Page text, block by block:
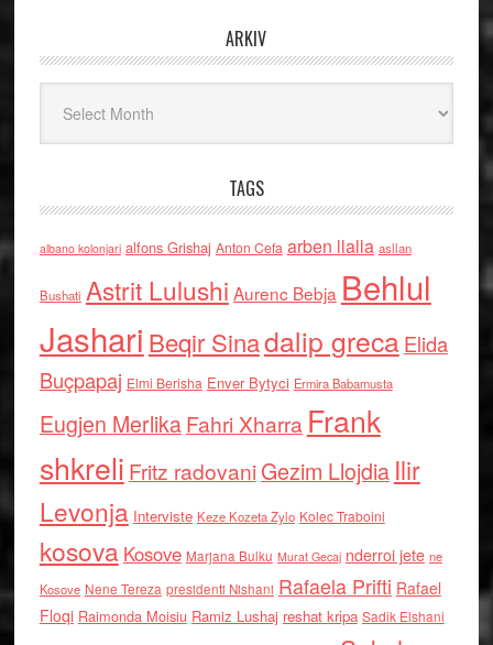
ARKIV
TAGS
albano kolonjari alfons Grishaj Anton Cefa arben llalla asllan
Bushati Astrit Lulushi Aurenc Bebja Behlul
Jashari Beqir Sinadalip grecaElida
Buçpapaj Elmi Berisha Enver Bytyci Ermira Babamusta
Eugjen MerlikaFahri Xharra Frank
shkreli Fritz radovaniGezim Llojdia Ilir
Levonja Interviste Keze Kozeta Zylo Kolec Traboini
kosova Kosove Marjana Bulku Murat Gecaj nderroi jete ne
Kosove Nene Tereza presidenti Nishani Rafaela Prifti Rafael
Floqi Raimonda Moisiu Ramiz Lushaj reshat kripa Sadik Elshani